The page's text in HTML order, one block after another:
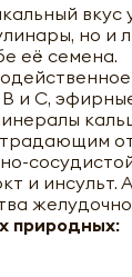
но
её семена.
и С,
и инсульт.
природных: